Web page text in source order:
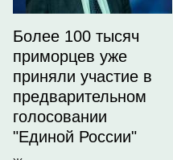
Более 100 тысяч
приморцев уже
приняли участие в
предварительном
голосовании
"Единой России"